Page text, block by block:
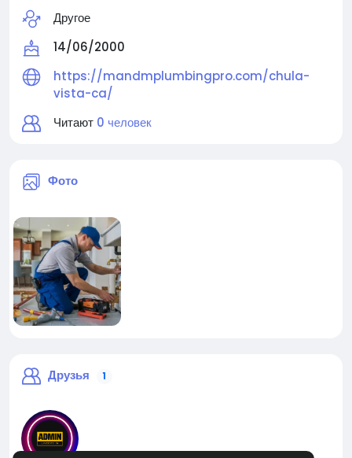
Другое
14/06/2000
https://mandmplumbingpro.com/chula-
vista-ca/
Читают 0 человек
Фото
Друзья 1